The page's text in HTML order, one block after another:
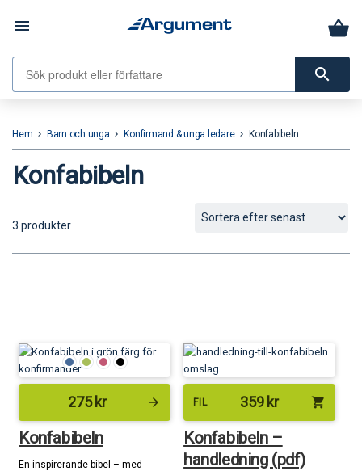
menu
search
Hem keyboard_arrow_right Barn och unga keyboard_arrow_right Konfirmand & unga ledare keyboard_arrow_right Konfabibeln
Konfabibeln
3 produkter
275kr arrow_forward
Konfabibeln
En inspirerande bibel – med
FIL 359kr shopping_cart
Konfabibeln –
handledning (pdf)